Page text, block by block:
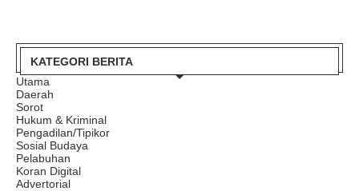
KATEGORI BERITA
Utama
Daerah
Sorot
Hukum & Kriminal
Pengadilan/Tipikor
Sosial Budaya
Pelabuhan
Koran Digital
Advertorial